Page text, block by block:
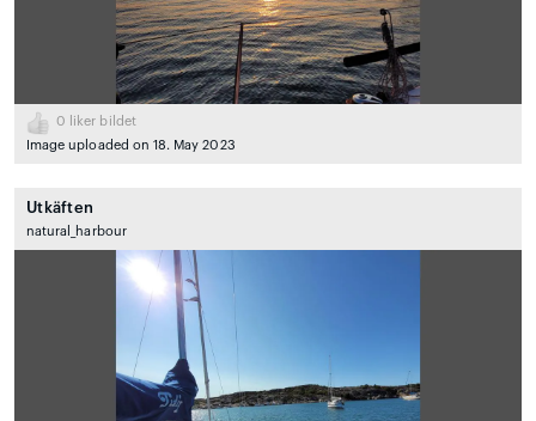
0 liker bildet
Image uploaded on 18. May 2023
Utkäften
natural_harbour